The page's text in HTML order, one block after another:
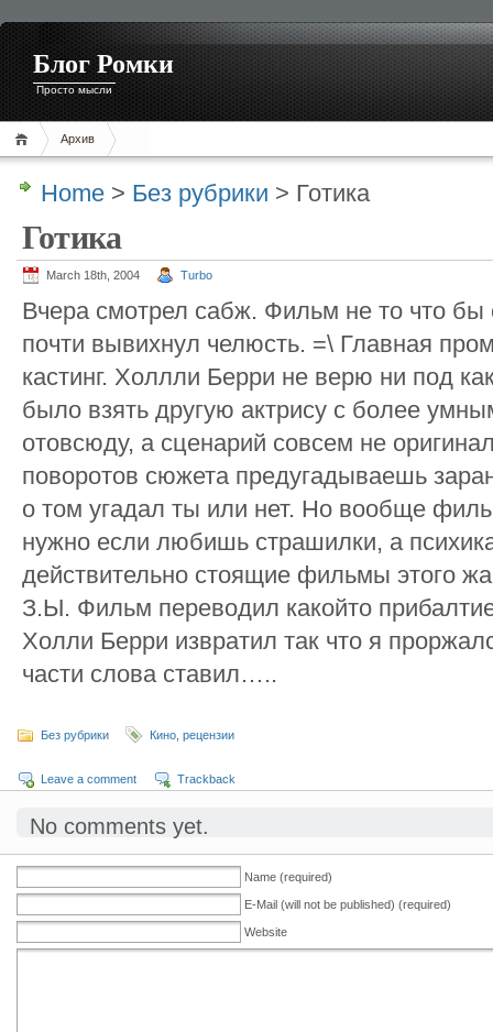
Блог Ромки
Просто мысли
Архив
Home > Без рубрики > Готика
Готика
March 18th, 2004 Turbo
Вчера смотрел сабж. Фильм не то что бы
почти вывихнул челюсть. =\ Главная
кастинг. Холлли Берри не верю ни под
было взять другую актрису с более
отовсюду, а сценарий совсем не
поворотов сюжета предугадываешь
о том угадал ты или нет. Но вообще
нужно если любишь страшилки, а
действительно стоящие фильмы этого
З.Ы. Фильм переводил какойто
Холли Берри извратил так что я
части слова ставил…..
Без рубрики Кино рецензии
Leave a comment Trackback
No comments yet.
Name (required)
E-Mail (will not be published) (required)
Website